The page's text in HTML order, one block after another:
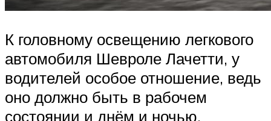
К головному освещению легкового
автомобиля Шевроле Лачетти, у
водителей особое отношение, ведь
оно должно быть в рабочем
состоянии и днём и ночью.